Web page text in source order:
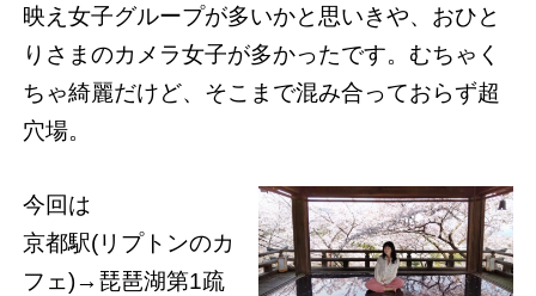
映え女子グループが多いかと思いきや、おひと
りさまのカメラ女子が多かったです。むちゃく
ちゃ綺麗だけど、そこまで混み合っておらず超
穴場。
今回は
京都駅(リプトンのカ
フェ)→琵琶湖第1疏